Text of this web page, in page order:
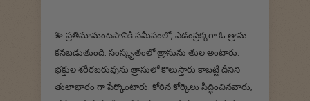
💫 ప్రతిమామంటపానికి సమీపంలో, ఎడంప్రక్కగా ఓ త్రాసు
కనబడుతుంది. సంస్కృతంలో త్రాసును తుల అంటారు.
భక్తుల శరీరబరువును త్రాసులో కొలుస్తారు కాబట్టి దీనిని
తులాభారం గా పేర్కొంటారు. కోరిన కోర్కెలు సిద్ధించినవారు,